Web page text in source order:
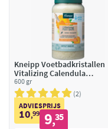
Kneipp Voetbadkristallen
Vitalizing Calendula
Sinaasappelolie
600 gr
2
ADVIESPRIJS
10,99 9,35